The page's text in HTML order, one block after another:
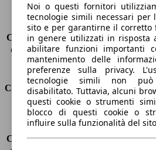
Sedili
5
Carico sul tetto
-
Capacità di traino (senza freni) -
Capacità di traino (con freni)
1200
Volume del bagagliaio
800 -
Consumi
Emissioni di CO2*
108 g/km
Consumo (urbano)
4.4 l/100km
Consumo (extra-urbano) 4.1 l/100km
Noi o questi fornitori
tecnologie simili necessari per
sito e per garantirne il corretto
in genere utilizzati in risposta
abilitare funzioni importanti
mantenimento delle
preferenze sulla privacy.
tecnologie simili non può
disabilitato. Tuttavia, alcuni
questi cookie o strumenti
blocco di questi cookie o
influire sulla funzionalità del